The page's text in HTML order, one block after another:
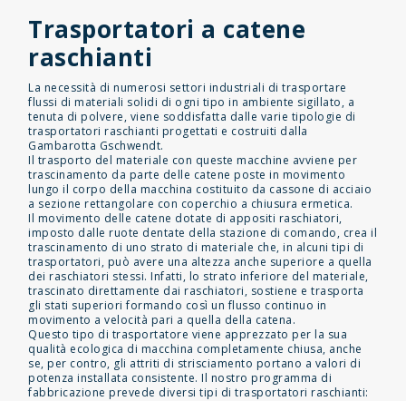
Trasportatori a catene
raschianti
La necessità di numerosi settori industriali di trasportare
flussi di materiali solidi di ogni tipo in ambiente sigillato, a
tenuta di polvere, viene soddisfatta dalle varie tipologie di
trasportatori raschianti progettati e costruiti dalla
Gambarotta Gschwendt.
Il trasporto del materiale con queste macchine avviene per
trascinamento da parte delle catene poste in movimento
lungo il corpo della macchina costituito da cassone di acciaio
a sezione rettangolare con coperchio a chiusura ermetica.
Il movimento delle catene dotate di appositi raschiatori,
imposto dalle ruote dentate della stazione di comando, crea il
trascinamento di uno strato di materiale che, in alcuni tipi di
trasportatori, può avere una altezza anche superiore a quella
dei raschiatori stessi. Infatti, lo strato inferiore del materiale,
trascinato direttamente dai raschiatori, sostiene e trasporta
gli stati superiori formando così un flusso continuo in
movimento a velocità pari a quella della catena.
Questo tipo di trasportatore viene apprezzato per la sua
qualità ecologica di macchina completamente chiusa, anche
se, per contro, gli attriti di strisciamento portano a valori di
potenza installata consistente. Il nostro programma di
fabbricazione prevede diversi tipi di trasportatori raschianti: